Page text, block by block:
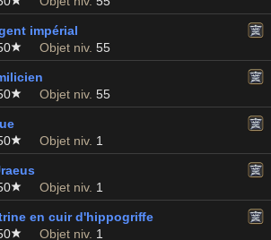
impérial
Objet niv. 55
Objet niv. 55
Objet niv. 1
Objet niv. 1
en cuir d'hippogriffe
Objet niv. 1